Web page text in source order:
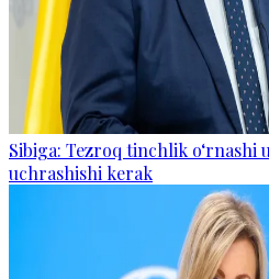
Sibiga: Tezroq tinchlik o‘rnashi
uchrashishi kerak